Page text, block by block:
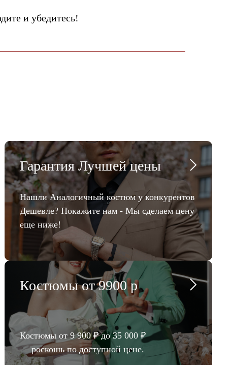
и убедитесь!
Гарантия Лучшей цены
Нашли Аналогичный костюм у конкурентов
Дешевле? Покажите нам - Мы сделаем цену
еще ниже!
Костюмы от 9900 р
Костюмы от 9 900 ₽ до 35 000 ₽
— роскошь по доступной цене.